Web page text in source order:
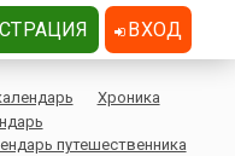
Хроника
путешественника
ВХОД